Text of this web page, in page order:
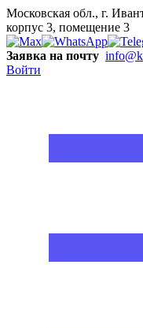
Московская обл., г.
корпус 3, помещение 3
Заявка на почту
Войти